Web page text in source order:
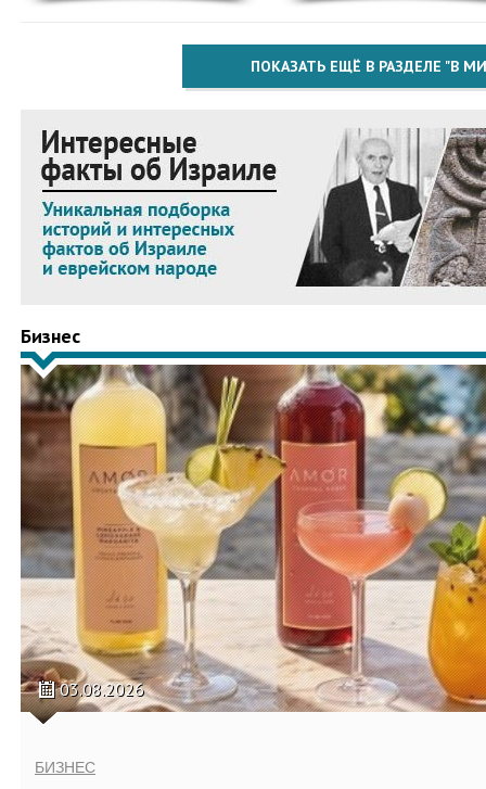
ПОКАЗАТЬ ЕЩЁ В РАЗДЕЛЕ "В
Бизнес
03.08.2026
БИЗНЕС